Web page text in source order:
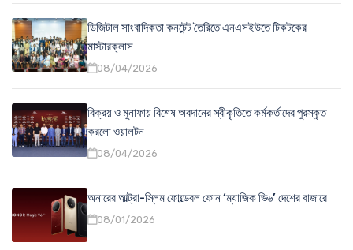
ডিজিটাল সাংবাদিকতা কনটেন্ট তৈরিতে এনএসইউতে টিকটকের
মাস্টারক্লাস
08/04/2026
বিক্রয় ও মুনাফায় বিশেষ অবদানের স্বীকৃতিতে কর্মকর্তাদের পুরস্কৃত
করলো ওয়ালটন
08/04/2026
অনারের আল্ট্রা-স্লিম ফোল্ডেবল ফোন ‘ম্যাজিক ভি৬’ দেশের বাজারে
08/01/2026